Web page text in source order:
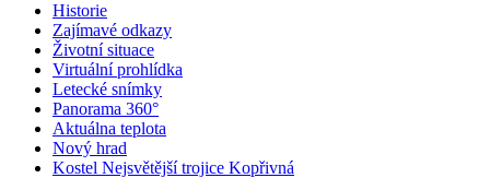
Historie
Zajímavé odkazy
Životní situace
Virtuální prohlídka
Letecké snímky
Panorama 360°
Aktuálna teplota
Nový hrad
Kostel Nejsvětější trojice Kopřivná